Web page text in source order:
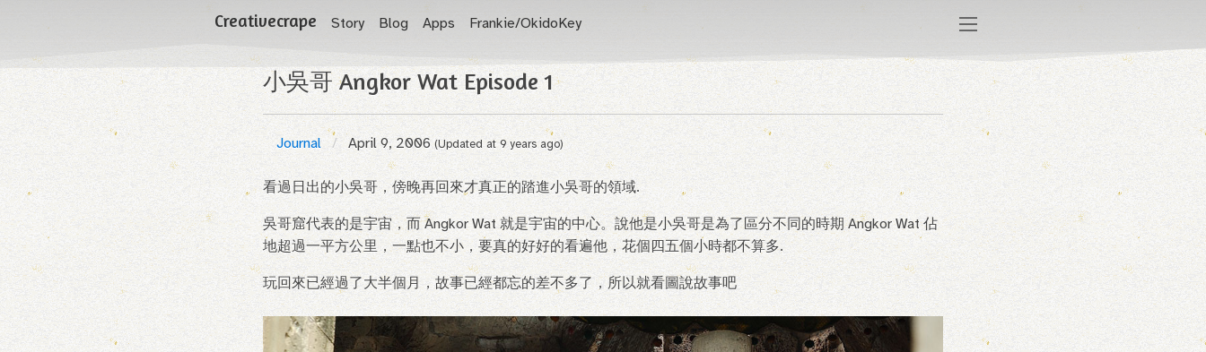
Creativecrape Story Blog Apps Frankie/OkidoKey
小吳哥 Angkor Wat Episode 1
Journal April 9, 2006 (Updated at 9 years ago)
看過日出的小吳哥，傍晚再回來才真正的踏進小吳哥的領域.
吳哥窟代表的是宇宙，而 Angkor Wat 就是宇宙的中心。說他是小吳哥是為了區分不同的時期 Angkor Wat 佔
地超過一平方公里，一點也不小，要真的好好的看遍他，花個四五個小時都不算多.
玩回來已經過了大半個月，故事已經都忘的差不多了，所以就看圖說故事吧